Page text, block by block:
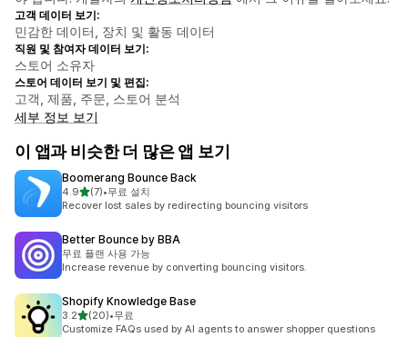
고객 데이터 보기:
민감한 데이터, 장치 및 활동 데이터
직원 및 참여자 데이터 보기:
스토어 소유자
스토어 데이터 보기 및 편집:
고객, 제품, 주문, 스토어 분석
세부 정보 보기
이 앱과 비슷한 더 많은 앱 보기
Boomerang Bounce Back
4.9별 5개 중
(7)
총 리뷰 7개
•무료 설치
Recover lost sales by redirecting bouncing visitors
Better Bounce by BBA
무료 플랜 사용 가능
Increase revenue by converting bouncing visitors.
Shopify Knowledge Base
3.2별 5개 중
(20)
총 리뷰 20개
•무료
Customize FAQs used by AI agents to answer shopper questions